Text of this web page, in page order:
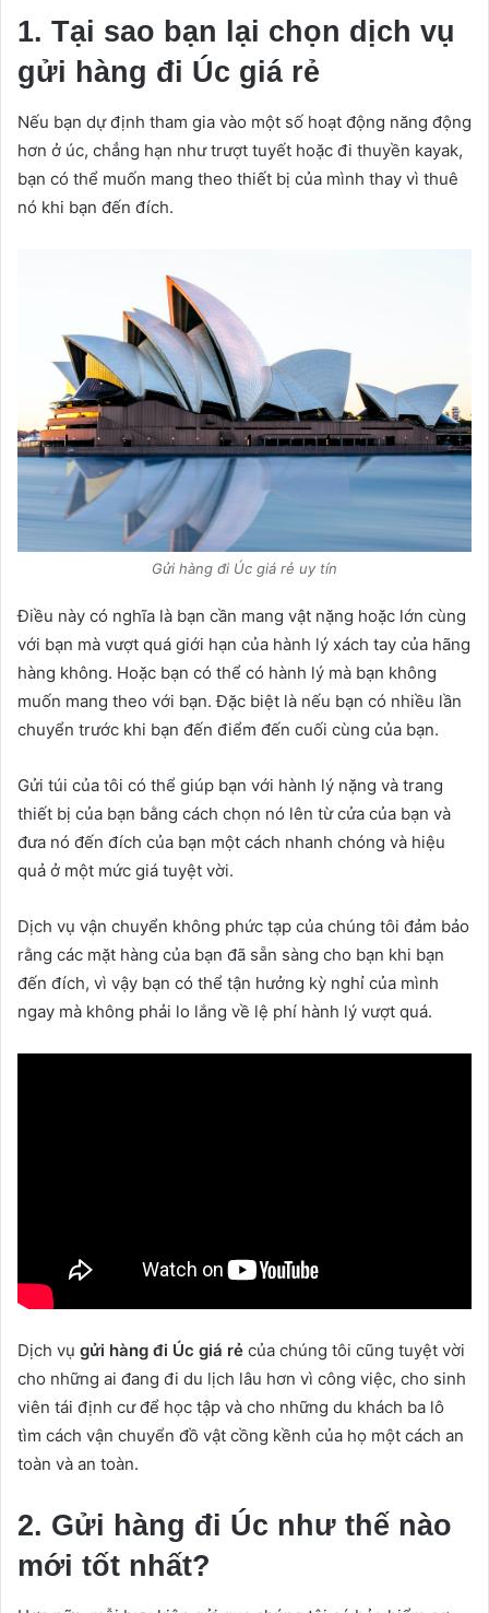
1. Tại sao bạn lại chọn dịch vụ
gửi hàng đi Úc giá rẻ
Nếu bạn dự định tham gia vào một số hoạt động năng động
hơn ở úc, chẳng hạn như trượt tuyết hoặc đi thuyền kayak,
bạn có thể muốn mang theo thiết bị của mình thay vì thuê
nó khi bạn đến đích.
Gửi hàng đi Úc giá rẻ uy tín
Điều này có nghĩa là bạn cần mang vật nặng hoặc lớn cùng
với bạn mà vượt quá giới hạn của hành lý xách tay của hãng
hàng không. Hoặc bạn có thể có hành lý mà bạn không
muốn mang theo với bạn. Đặc biệt là nếu bạn có nhiều lần
chuyển trước khi bạn đến điểm đến cuối cùng của bạn.
Gửi túi của tôi có thể giúp bạn với hành lý nặng và trang
thiết bị của bạn bằng cách chọn nó lên từ cửa của bạn và
đưa nó đến đích của bạn một cách nhanh chóng và hiệu
quả ở một mức giá tuyệt vời.
Dịch vụ vận chuyển không phức tạp của chúng tôi đảm bảo
rằng các mặt hàng của bạn đã sẵn sàng cho bạn khi bạn
đến đích, vì vậy bạn có thể tận hưởng kỳ nghỉ của mình
ngay mà không phải lo lắng về lệ phí hành lý vượt quá.
Dịch vụ gửi hàng đi Úc giá rẻ của chúng tôi cũng tuyệt vời
cho những ai đang đi du lịch lâu hơn vì công việc, cho sinh
viên tái định cư để học tập và cho những du khách ba lô
tìm cách vận chuyển đồ vật cồng kềnh của họ một cách an
toàn và an toàn.
2. Gửi hàng đi Úc như thế nào
mới tốt nhất?